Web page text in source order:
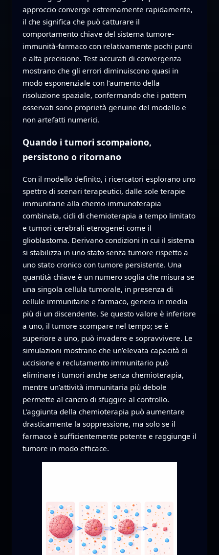
approccio converge estremamente rapidamente,
il che significa che può catturare il
comportamento chiave del sistema tumore-
immunità-farmaco con relativamente pochi punti
e alta precisione. Test accurati di convergenza
mostrano che gli errori diminuiscono quasi in
modo esponenziale con l’aumento della
risoluzione spaziale, confermando che i pattern
osservati sono proprietà genuine del modello e
non artefatti numerici.
Quando i tumori scompaiono,
persistono o ritornano
Con il modello definito, i ricercatori esplorano uno
spettro di scenari terapeutici, dalle sole terapie
immunitarie alla chemo-immunoterapia
combinata, cicli di chemioterapia a tempo limitato
e tumori cerebrali eterogenei come il
glioblastoma. Derivano condizioni in cui il sistema
si stabilizza in uno stato senza tumore rispetto a
uno stato cronico con tumore persistente. Una
quantità chiave è un numero soglia che misura se
una singola cellula tumorale, in presenza di
cellule immunitarie e farmaco, genera in media
più di un discendente. Se questo valore è inferiore
a uno, il tumore scompare nel tempo; se è
superiore a uno, può invadere e sopravvivere. Le
simulazioni mostrano che un’elevata capacità di
uccisione e reclutamento immunitario può
eliminare i tumori anche senza chemioterapia,
mentre un’attività immunitaria più debole
permette al cancro di sfuggire al controllo.
L’aggiunta della chemioterapia può aumentare
drasticamente la soppressione, ma solo se il
farmaco è sufficientemente potente e raggiunge il
tumore in modo efficace.